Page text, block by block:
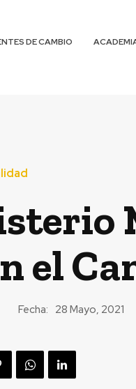
DE CAMBIO
el
Fecha: 28 Mayo, 2021